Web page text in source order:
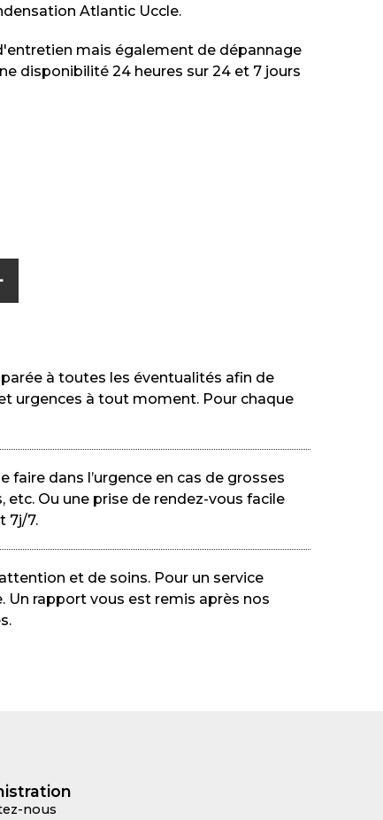
Atlantic Uccle.
mais également de dépannage
disponibilité 24 heures sur 24 et 7 jours
à toutes les éventualités afin de
urgences à tout moment. Pour chaque
faire dans l’urgence en cas de grosses
Ou une prise de rendez-vous facile
7j/7.
et de soins. Pour un service
rapport vous est remis après nos
nous